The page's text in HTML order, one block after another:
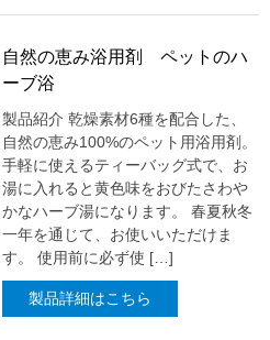
自然の恵み浴用剤 ペットのハ
ーブ浴
製品紹介 乾燥素材6種を配合した、
自然の恵み100%のペット用浴用剤。
手軽に使えるティーバッグ式で、お
湯に入れると黄色味をおびたさわや
かなハーブ湯になります。 春夏秋冬
一年を通じて、お使いいただけま
す。 使用前に必ず使 […]
製品詳細はこちら